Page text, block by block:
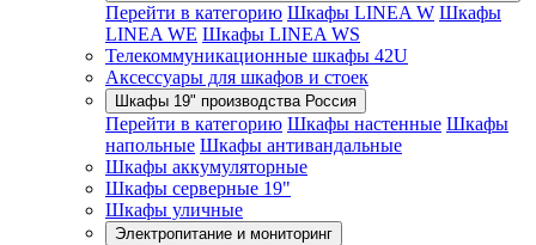
Перейти в категорию Шкафы LINEA W Шкафы
LINEA WE Шкафы LINEA WS
Телекоммуникационные шкафы 42U
Аксессуары для шкафов и стоек
Шкафы 19" производства Россия
Перейти в категорию Шкафы настенные Шкафы
напольные Шкафы антивандальные
Шкафы аккумуляторные
Шкафы серверные 19"
Шкафы уличные
Электропитание и мониторинг